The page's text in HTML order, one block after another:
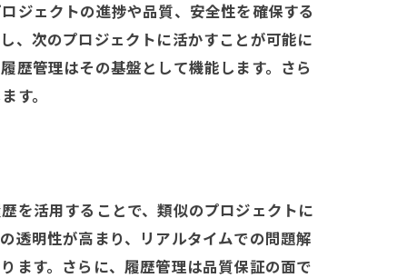
ジェクトの進捗や品質、安全性を確保する
、次のプロジェクトに活かすことが可能に
歴管理はその基盤として機能します。さら
す。
を活用することで、類似のプロジェクトに
透明性が高まり、リアルタイムでの問題解
ます。さらに、履歴管理は品質保証の面で